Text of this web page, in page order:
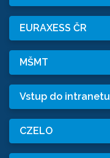
EURAXESS ČR
MŠMT
Vstup do intranetu
CZELO